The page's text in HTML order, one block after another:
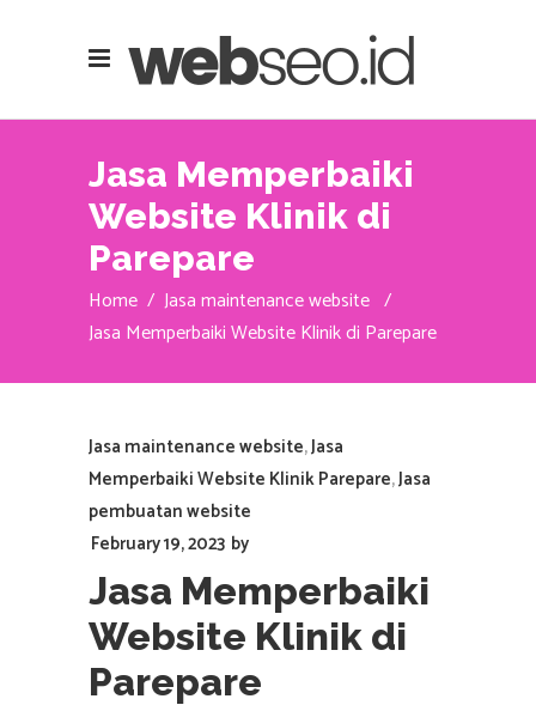
Jasa Memperbaiki
Website Klinik di
Parepare
Home / Jasa maintenance website /
Jasa Memperbaiki Website Klinik di Parepare
Jasa maintenance website,Jasa
Memperbaiki Website Klinik Parepare,Jasa
pembuatan website
February 19, 2023 by
Jasa Memperbaiki
Website Klinik di
Parepare